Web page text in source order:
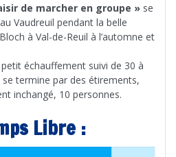
de marcher en groupe » se
Vaudreuil pendant la belle
à Val-de-Reuil à l’automne et
échauffement suivi de 30 à
termine par des étirements,
inchangé, 10 personnes.
Libre :